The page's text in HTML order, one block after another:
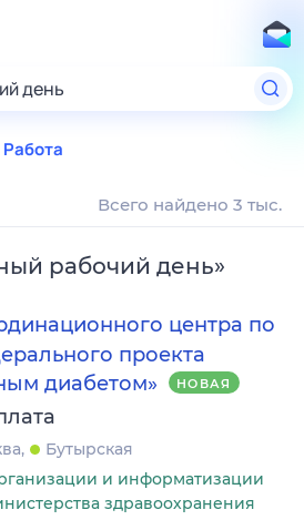
день
Работа
Всего найдено 3 тыс.
рабочий день»
центра по
проекта
диабетом»
НОВАЯ
Бутырская
и информатизации
здравоохранения